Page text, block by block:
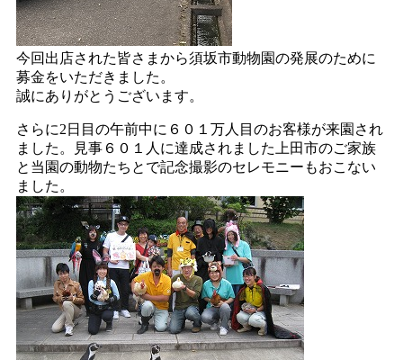
今回出店された皆さまから須坂市動物園の発展のために
募金をいただきました。
誠にありがとうございます。
さらに2日目の午前中に６０１万人目のお客様が来園され
ました。見事６０１人に達成されました上田市のご家族
と当園の動物たちとで記念撮影のセレモニーもおこない
ました。